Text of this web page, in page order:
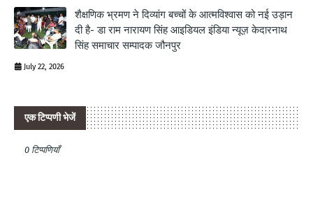
शैक्षणिक भ्रमण ने दिव्यांग बच्चों के आत्मविश्वास को नई उड़ान
दी है- डा राम नारायण सिंह आइडियल इंडिया न्यूज़ केदारनाथ
सिंह समाचार सम्पादक जौनपुर
July 22, 2026
एक टिप्पणी भेजें
0 टिप्पणियाँ